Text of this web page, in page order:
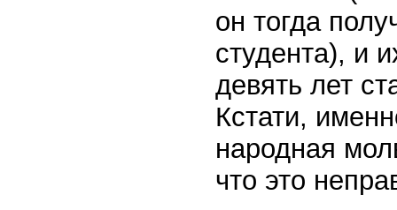
он тогда
студента), и
девять лет
Кстати,
народная
что это